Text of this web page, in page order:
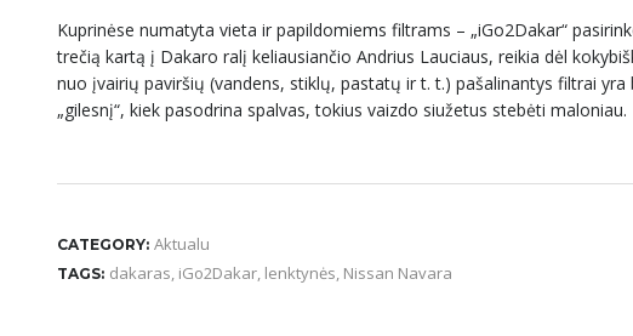
Kuprinėse numatyta vieta ir papildomiems filtrams – „iGo2Dakar“
trečią kartą į Dakaro ralį keliausiančio Andrius Lauciaus, reikia dėl
nuo įvairių paviršių (vandens, stiklų, pastatų ir t. t.) pašalinantys filtrai
„gilesnį“, kiek pasodrina spalvas, tokius vaizdo siužetus stebėti maloniau.
CATEGORY: Aktualu
TAGS: dakaras, iGo2Dakar, lenktynės, Nissan Navara